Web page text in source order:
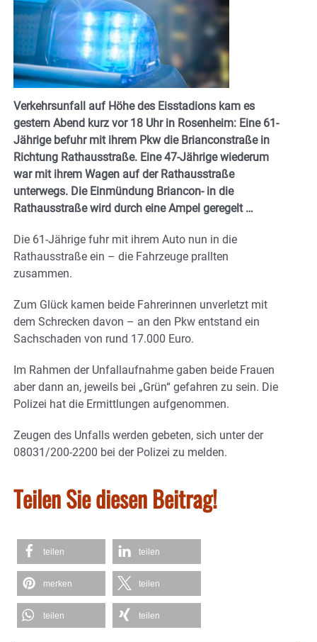
Verkehrsunfall auf Höhe des Eisstadions kam es
gestern Abend kurz vor 18 Uhr in Rosenheim: Eine 61-
Jährige befuhr mit ihrem Pkw die Brianconstraße in
Richtung Rathausstraße. Eine 47-Jährige wiederum
war mit ihrem Wagen auf der Rathausstraße
unterwegs. Die Einmündung Briancon- in die
Rathausstraße wird durch eine Ampel geregelt …
Die 61-Jährige fuhr mit ihrem Auto nun in die
Rathausstraße ein – die Fahrzeuge prallten
zusammen.
Zum Glück kamen beide Fahrerinnen unverletzt mit
dem Schrecken davon – an den Pkw entstand ein
Sachschaden von rund 17.000 Euro.
Im Rahmen der Unfallaufnahme gaben beide Frauen
aber dann an, jeweils bei „Grün“ gefahren zu sein. Die
Polizei hat die Ermittlungen aufgenommen.
Zeugen des Unfalls werden gebeten, sich unter der
08031/200-2200 bei der Polizei zu melden.
Teilen Sie diesen Beitrag!
teilen teilen
merken teilen
teilen teilen